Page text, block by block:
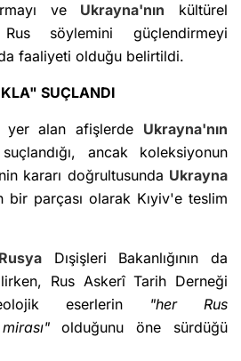
ve Ukrayna'nın kültürel
söylemini güçlendirmeyi
faaliyeti olduğu belirtildi.
SUÇLANDI
yer alan afişlerde Ukrayna'nın
suçlandığı, ancak koleksiyonun
kararı doğrultusunda Ukrayna
bir parçası olarak Kıyiv'e teslim
Rusya Dışişleri Bakanlığının da
Rus Askerî Tarih Derneği
eserlerin "her Rus
olduğunu öne sürdüğü